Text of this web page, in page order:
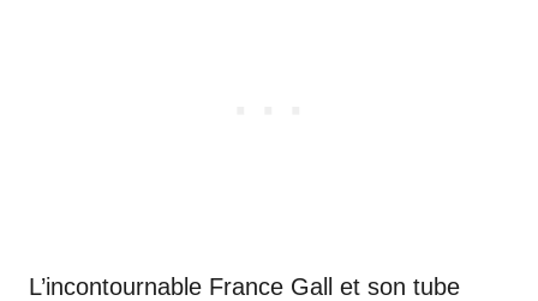
L’incontournable France Gall et son tube